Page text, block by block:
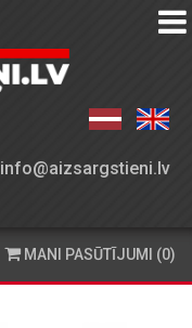
info@aizsargstieni.lv
MANI PASŪTĪJUMI (0)